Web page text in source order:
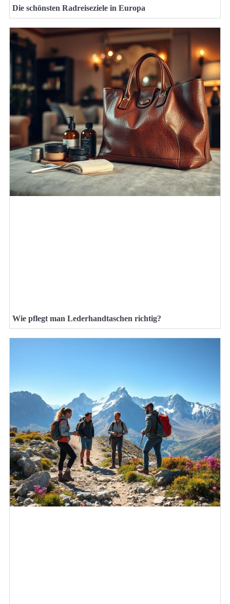
Die schönsten Radreiseziele in Europa
Wie pflegt man Lederhandtaschen richtig?